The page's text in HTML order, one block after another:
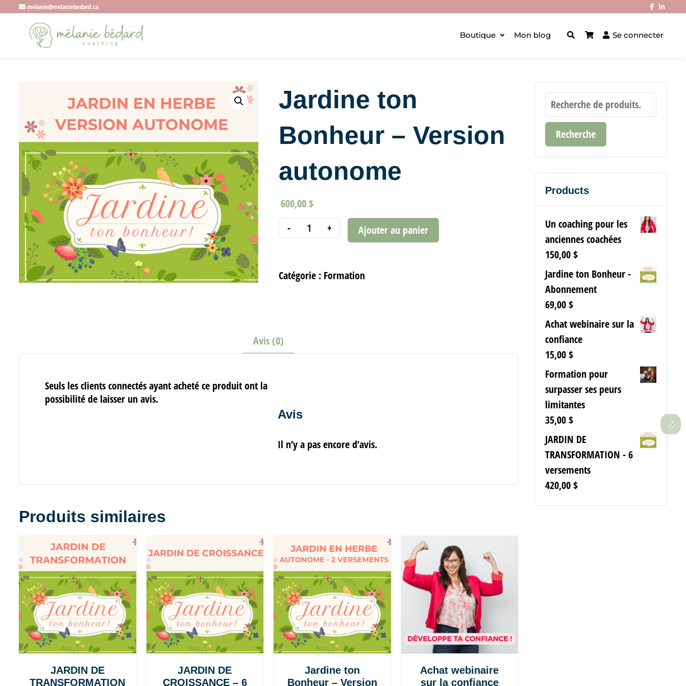
melanie@melaniebedard.ca
Boutique Mon blog Se connecter
Jardine ton
Bonheur – Version
autonome
600,00$
Ajouter au panier
Catégorie : Formation
Avis (0)
Avis
Il n’y a pas encore d’avis.
Seuls les clients connectés ayant acheté ce produit ont la
possibilité de laisser un avis.
Produits similaires
JARDIN DE
TRANSFORMATION
JARDIN DE
CROISSANCE – 6
Jardine ton
Bonheur – Version
Achat webinaire
sur la confiance
Recherche
Products
Un coaching pour les
anciennes coachées
150,00$
Jardine ton Bonheur -
Abonnement
69,00$
Achat webinaire sur la
confiance
15,00$
Formation pour
surpasser ses peurs
limitantes
35,00$
JARDIN DE
TRANSFORMATION - 6
versements
420,00$